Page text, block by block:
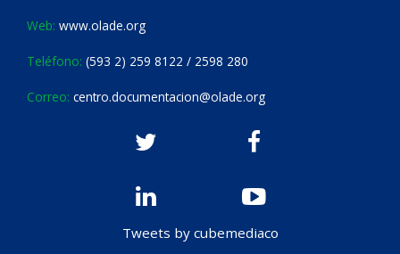
Web: www.olade.org
Teléfono: (593 2) 259 8122 / 2598 280
Correo: centro.documentacion@olade.org
Tweets by cubemediaco